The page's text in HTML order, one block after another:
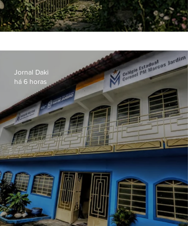
Jornal Daki
há 6 horas